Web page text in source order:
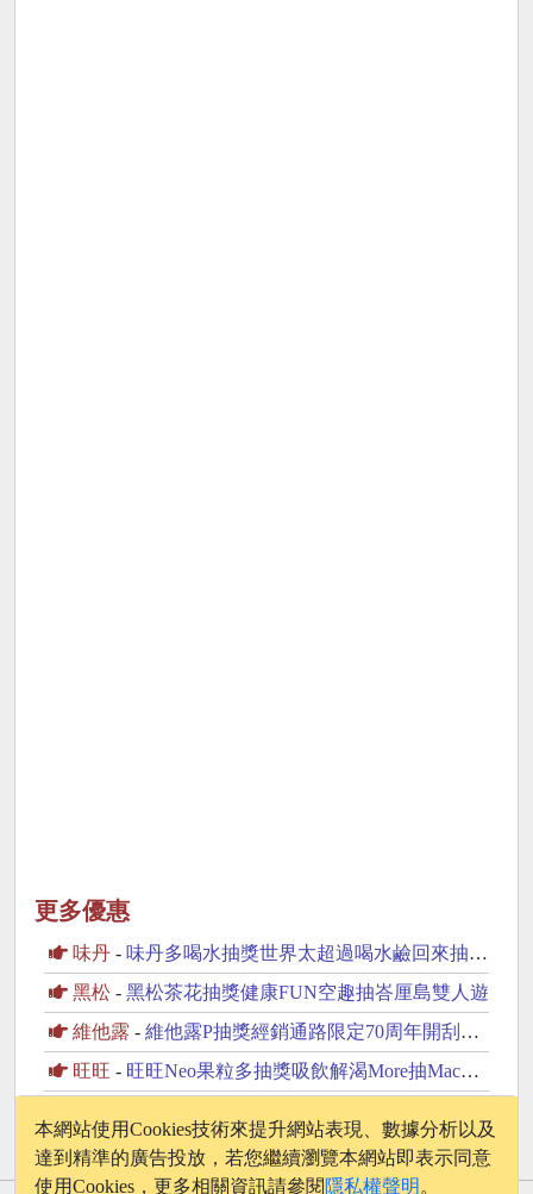
更多優惠
味丹 - 味丹多喝水抽獎世界太超過喝水鹼回來抽iPhone17
黑松 - 黑松茶花抽獎健康FUN空趣抽峇厘島雙人遊
維他露 - 維他露P抽獎經銷通路限定70周年開刮抽復古純金金幣
旺旺 - 旺旺Neo果粒多抽獎吸飲解渴More抽MacBook Neo
本網站使用Cookies技術來提升網站表現、數據分析以及
達到精準的廣告投放，若您繼續瀏覽本網站即表示同意
使用Cookies，更多相關資訊請參閱 隱私權聲明 。